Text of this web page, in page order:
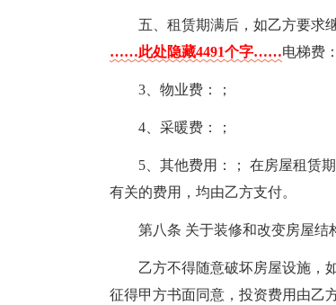
五、租赁期满后，如乙方要求
……此处隐藏4491个字……电梯费
3、物业费：；
4、采暖费：；
5、其他费用：； 在房屋租赁
有关的费用，均由乙方支付。
第八条 关于装修和改变房屋结
乙方不得随意破坏房屋设施，
征得甲方书面同意，投资费用由乙